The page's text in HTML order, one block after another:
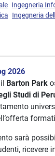
Ingegneria
Ingegneria
2026
il Barton Park
Studi di
sarà
ricevere